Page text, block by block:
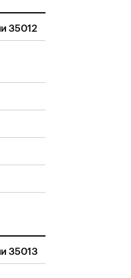
35012
35013